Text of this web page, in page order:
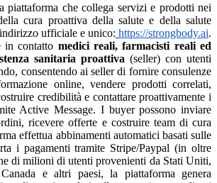
piattaforma che collega servizi e prodotti nei
cura proattiva della salute e della salute
ufficiale e unico: https://strongbody.ai.
in contatto medici reali, farmacisti reali ed
sanitaria proattiva (seller) con utenti
consentendo ai seller di fornire consulenze
online, vendere prodotti correlati,
credibilità e contattare proattivamente i
Active Message. I buyer possono inviare
ricevere offerte e costruire team di cura
effettua abbinamenti automatici basati sulle
i pagamenti tramite Stripe/Paypal (in oltre
di milioni di utenti provenienti da Stati Uniti,
e altri paesi, la piattaforma genera